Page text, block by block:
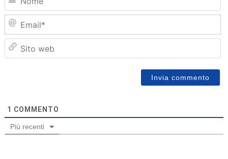
1 COMMENTO
Più recenti